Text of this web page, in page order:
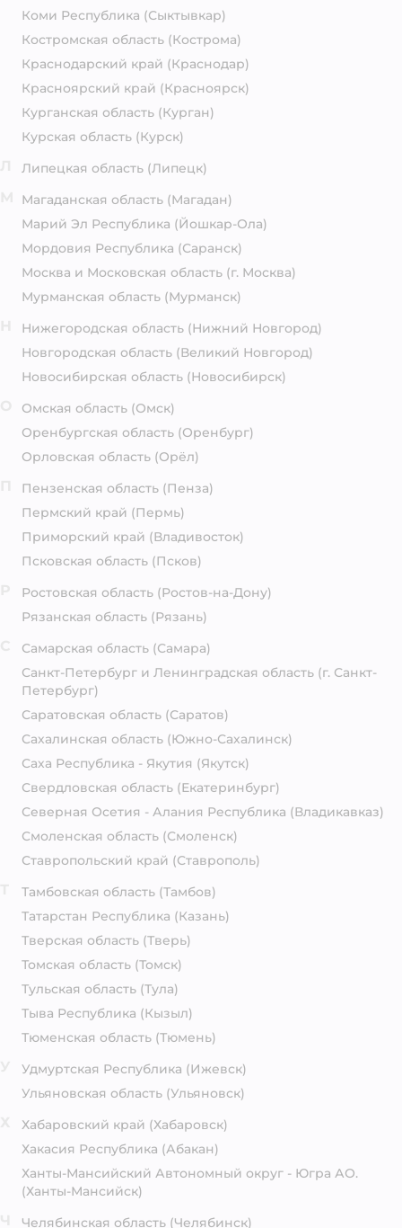
Коми Республика (Сыктывкар)
Костромская область (Кострома)
Краснодарский край (Краснодар)
Красноярский край (Красноярск)
Курганская область (Курган)
Курская область (Курск)
Липецкая область (Липецк)
Магаданская область (Магадан)
Марий Эл Республика (Йошкар-Ола)
Мордовия Республика (Саранск)
Москва и Московская область (г. Москва)
Мурманская область (Мурманск)
Нижегородская область (Нижний Новгород)
Новгородская область (Великий Новгород)
Новосибирская область (Новосибирск)
Омская область (Омск)
Оренбургская область (Оренбург)
Орловская область (Орёл)
Пензенская область (Пенза)
Пермский край (Пермь)
Приморский край (Владивосток)
Псковская область (Псков)
Ростовская область (Ростов-на-Дону)
Рязанская область (Рязань)
Самарская область (Самара)
Санкт-Петербург и Ленинградская область (г. Санкт-
Петербург)
Саратовская область (Саратов)
Сахалинская область (Южно-Сахалинск)
Саха Республика - Якутия (Якутск)
Свердловская область (Екатеринбург)
Северная Осетия - Алания Республика (Владикавказ)
Смоленская область (Смоленск)
Ставропольский край (Ставрополь)
Тамбовская область (Тамбов)
Татарстан Республика (Казань)
Тверская область (Тверь)
Томская область (Томск)
Тульская область (Тула)
Тыва Республика (Кызыл)
Тюменская область (Тюмень)
Удмуртская Республика (Ижевск)
Ульяновская область (Ульяновск)
Хабаровский край (Хабаровск)
Хакасия Республика (Абакан)
Ханты-Мансийский Автономный округ - Югра АО.
(Ханты-Мансийск)
Челябинская область (Челябинск)